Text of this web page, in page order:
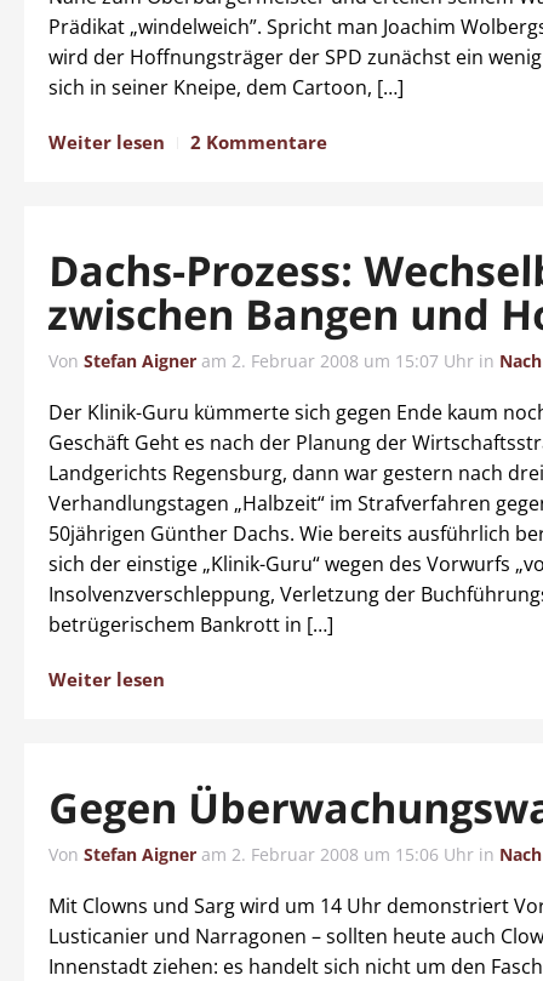
Prädikat „windelweich”. Spricht man Joachim
wird der Hoffnungsträger der SPD zunächst ein
sich in seiner Kneipe, dem Cartoon, […]
Weiter lesen 2 Kommentare
Dachs-Prozess:
zwischen Bangen und
Von Stefan Aigner am 2. Februar 2008 um 15:07 Uhr in
Der Klinik-Guru kümmerte sich gegen Ende kaum
Geschäft Geht es nach der Planung der
Landgerichts Regensburg, dann war gestern nach drei
Verhandlungstagen „Halbzeit“ im Strafverfahren
50jährigen Günther Dachs. Wie bereits ausführlich
sich der einstige „Klinik-Guru“ wegen des Vorwurfs
Insolvenzverschleppung, Verletzung der
betrügerischem Bankrott in […]
Weiter lesen
Gegen
Von Stefan Aigner am 2. Februar 2008 um 15:06 Uhr in
Mit Clowns und Sarg wird um 14 Uhr demonstriert
Lusticanier und Narragonen – sollten heute auch
Innenstadt ziehen: es handelt sich nicht um den